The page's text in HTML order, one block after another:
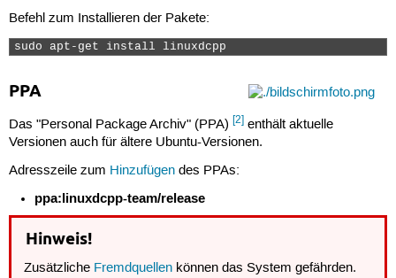
Befehl zum Installieren der Pakete:
sudo apt-get install linuxdcpp
PPA
Das "Personal Package Archiv" (PPA) [2]enthält aktuelle
Versionen auch für ältere Ubuntu-Versionen.
Adresszeile zum Hinzufügendes PPAs:
ppa:linuxdcpp-team/release
Hinweis!
Zusätzliche Fremdquellen können das System gefährden.